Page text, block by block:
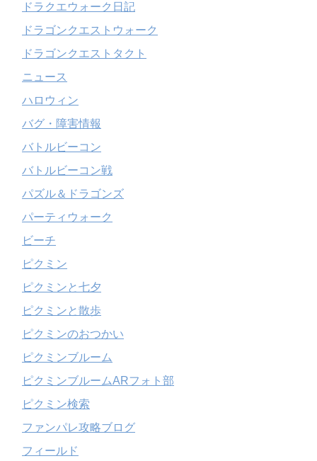
ドラクエウォーク日記
ドラゴンクエストウォーク
ドラゴンクエストタクト
ニュース
ハロウィン
バグ・障害情報
バトルビーコン
バトルビーコン戦
パズル＆ドラゴンズ
パーティウォーク
ビーチ
ピクミン
ピクミンと七夕
ピクミンと散歩
ピクミンのおつかい
ピクミンブルーム
ピクミンブルームARフォト部
ピクミン検索
ファンパレ攻略ブログ
フィールド